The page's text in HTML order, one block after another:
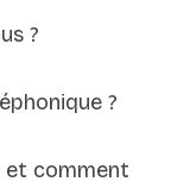
?
?
et comment